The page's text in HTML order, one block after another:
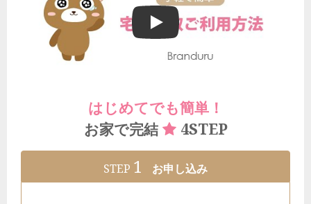
ブランドゥールの宅配買取ご利用方法
はじめてでも簡単！
お家で完結
4STEP
STEP 1 お申し込み